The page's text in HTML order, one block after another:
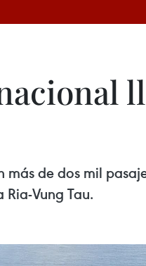
más de dos mil
Vung Tau.